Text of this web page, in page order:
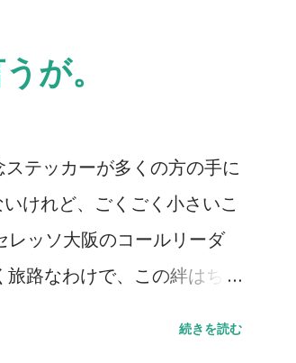
きた。札幌に行く用があ
た瞬間に我が目を疑った。
のだから当たり前と言えば
、こんなにいるとは想像し
で行けるかというと厳しい
う方々はいる。セレッソ大
いっていることに、誕生日
麗なコレオを作るとか、迫
が。
テッカーが多くの方の手に
けれど、ごくごく小さいこ
レッソ大阪のコールリーダ
旅路なわけで、この絆はちょ
続きを読む